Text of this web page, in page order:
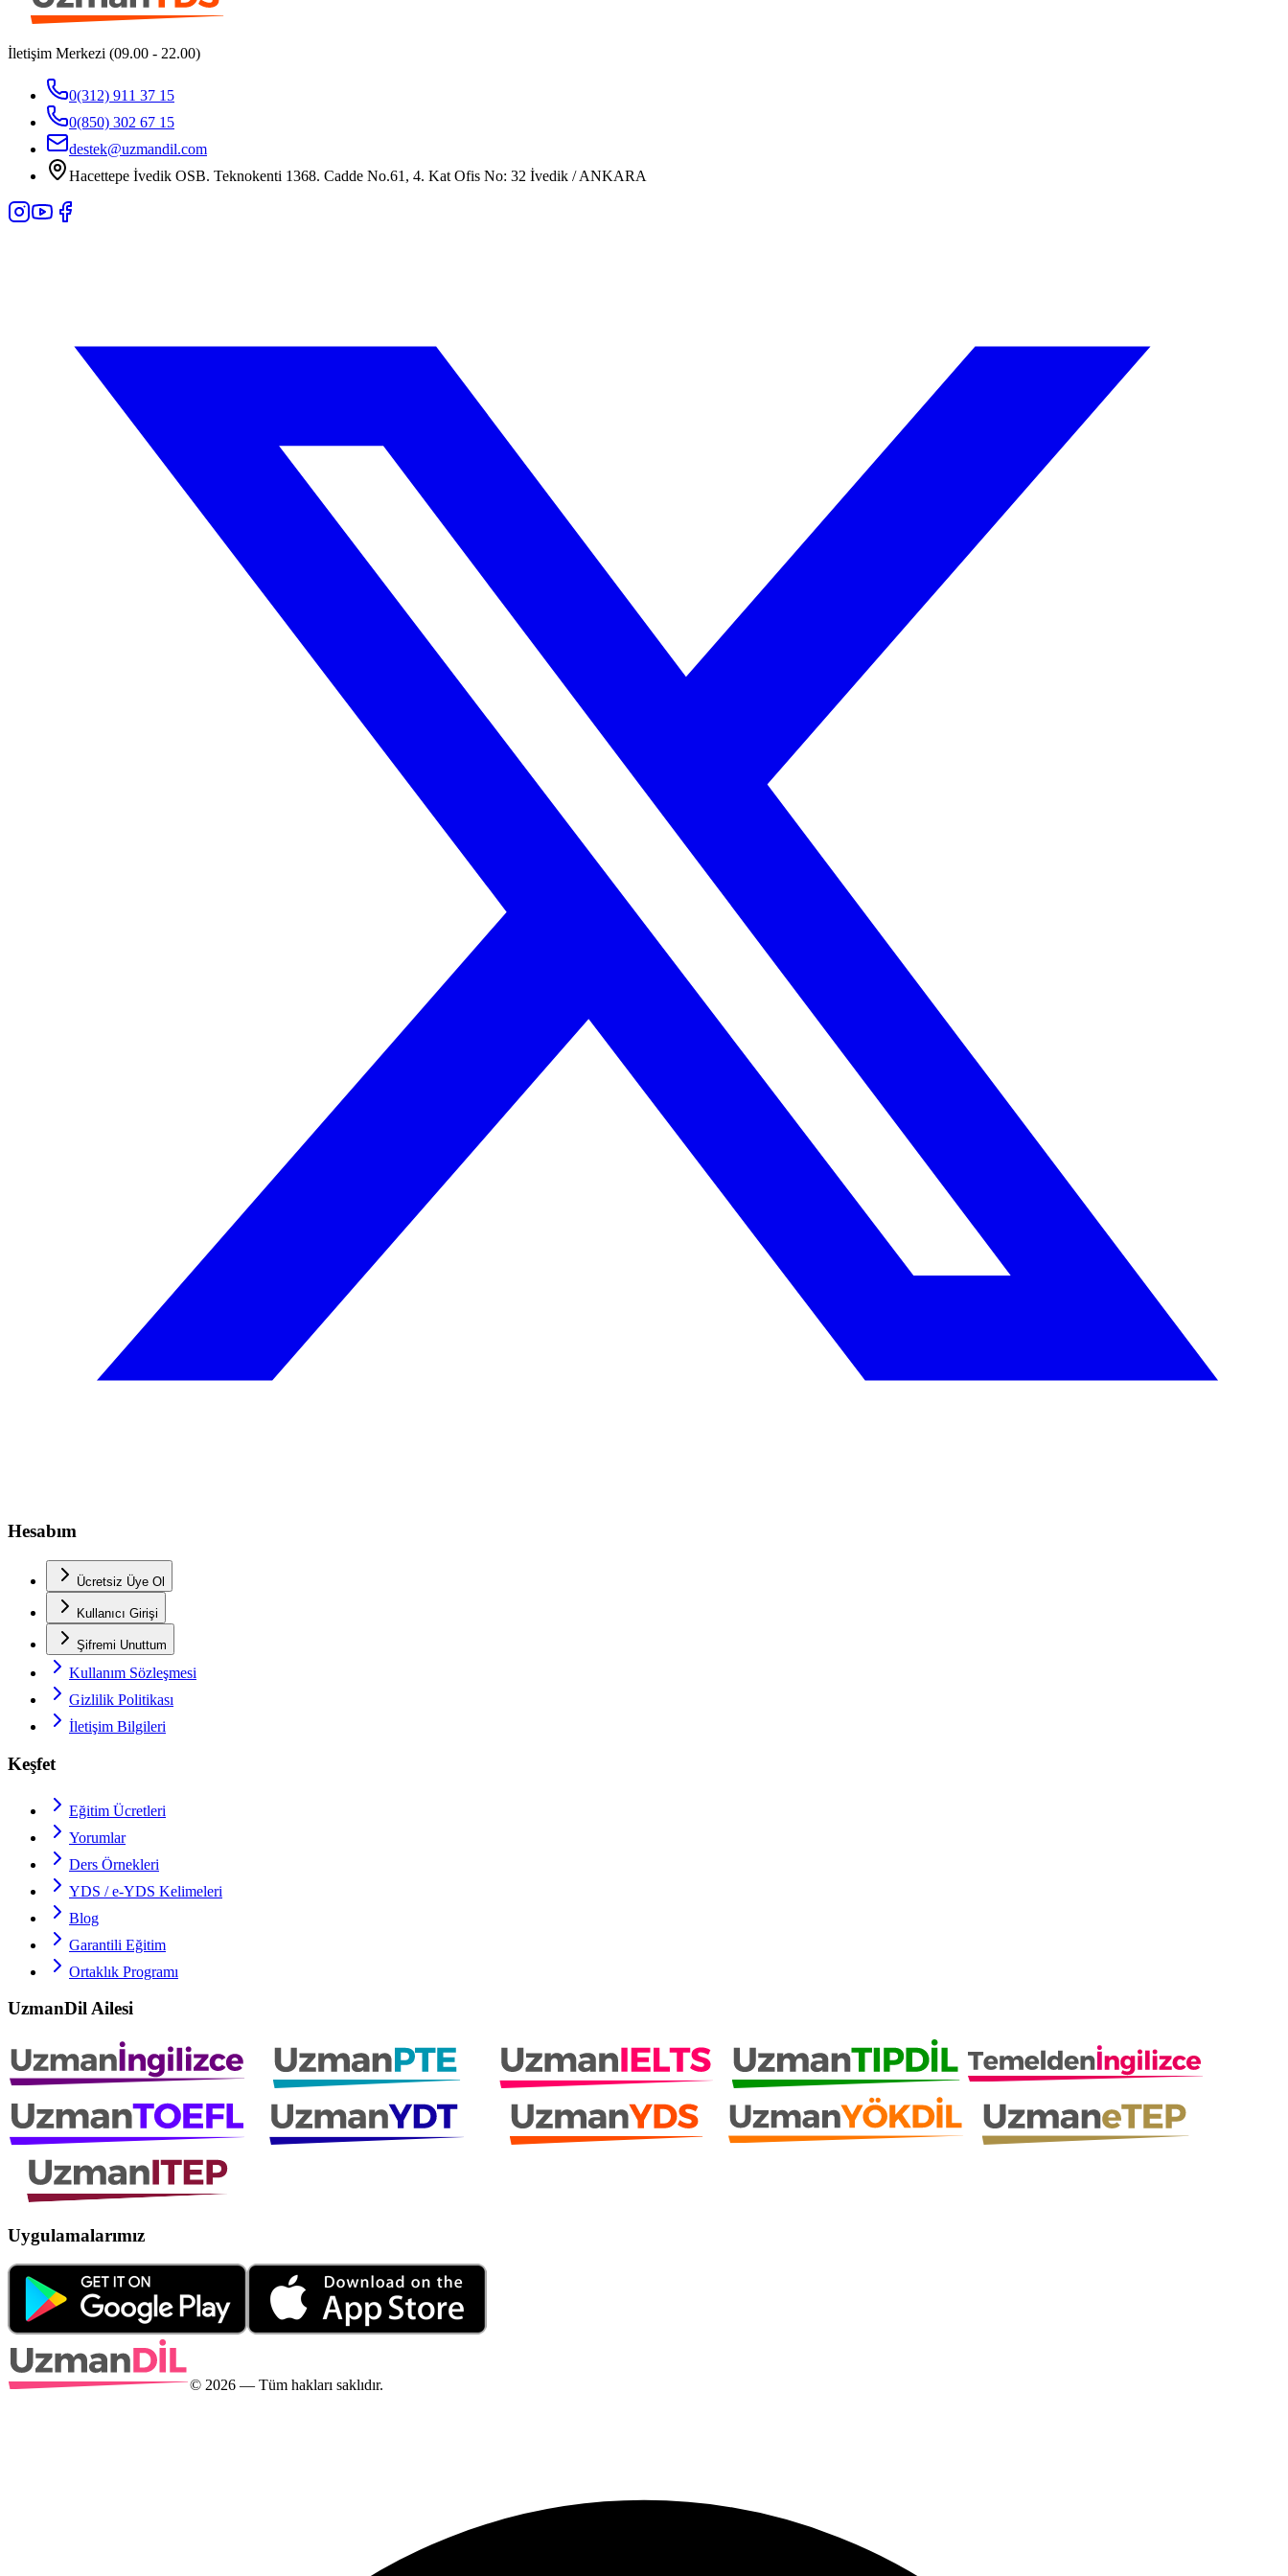
İletişim Merkezi (09.00 - 22.00)
0(312) 911 37 15
0(850) 302 67 15
destek@uzmandil.com
Hacettepe İvedik OSB. Teknokenti 1368. Cadde No.61, 4. Kat Ofis No: 32 İvedik / ANKARA
Hesabım
Ücretsiz Üye Ol
Kullanıcı Girişi
Şifremi Unuttum
Kullanım Sözleşmesi
Gizlilik Politikası
İletişim Bilgileri
Keşfet
Eğitim Ücretleri
Yorumlar
Ders Örnekleri
YDS / e-YDS Kelimeleri
Blog
Garantili Eğitim
Ortaklık Programı
UzmanDil Ailesi
Uygulamalarımız
© 2026 — Tüm hakları saklıdır.